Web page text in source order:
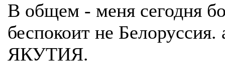
В общем - меня сегодня
беспокоит не Белоруссия.
ЯКУТИЯ.